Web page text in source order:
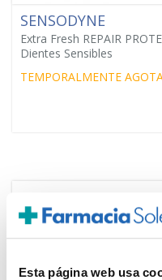
Esta página web usa
SENSODYNE
Extra Fresh REPAIR
Dientes Sensibles
TEMPORALMENTE